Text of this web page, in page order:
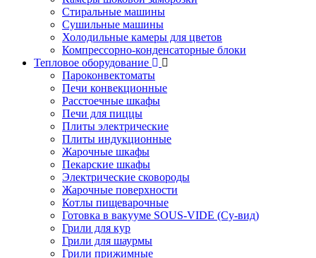
Стиральные машины
Сушильные машины
Холодильные камеры для цветов
Компрессорно-конденсаторные блоки
Тепловое оборудование
Пароконвектоматы
Печи конвекционные
Расстоечные шкафы
Печи для пиццы
Плиты электрические
Плиты индукционные
Жарочные шкафы
Пекарские шкафы
Электрические сковороды
Жарочные поверхности
Котлы пищеварочные
Готовка в вакууме SOUS-VIDE (Су-вид)
Грили для кур
Грили для шаурмы
Грили прижимные